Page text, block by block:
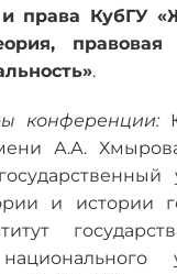
и права КубГУ
.
конференции:
А.А.
и истории